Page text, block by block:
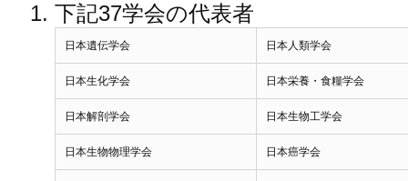
下記37学会の代表者
日本遺伝学会 日本人類学会
日本生化学会 日本栄養・食糧学会
日本解剖学会 日本生物工学会
日本生物物理学会 日本癌学会